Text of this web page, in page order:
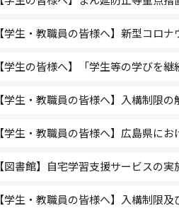
【学生・教職員の皆様へ】新型コロ
【学生の皆様へ】「学生等の学びを
【学生・教職員の皆様へ】入構制限
【学生・教職員の皆様へ】広島県に
【図書館】自宅学習支援サービスの
【学生・教職員の皆様へ】入構制限